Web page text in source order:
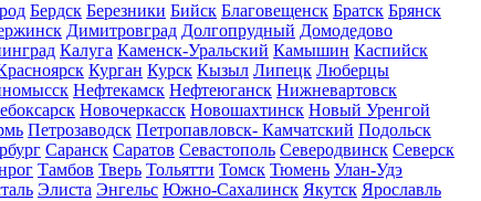
Бердск Березники Бийск Благовещенск Братск Брянск
Димитровград Долгопрудный Домодедово
Калуга Каменск-Уральский Камышин Каспийск
Курган Курск Кызыл Липецк Люберцы
Нефтекамск Нефтеюганск Нижневартовск
Новочеркасск Новошахтинск Новый Уренгой
Петрозаводск Петропавловск- Камчатский Подольск
Саранск Саратов Севастополь Северодвинск Северск
Тамбов Тверь Тольятти Томск Тюмень Улан-Удэ
Элиста Энгельс Южно-Сахалинск Якутск Ярославль